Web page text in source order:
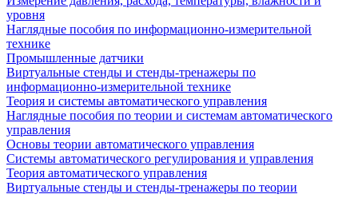
уровня
Наглядные пособия по информационно-измерительной
технике
Промышленные датчики
Виртуальные стенды и стенды-тренажеры по
информационно-измерительной технике
Теория и системы автоматического управления
Наглядные пособия по теории и системам автоматического
управления
Основы теории автоматического управления
Системы автоматического регулирования и управления
Теория автоматического управления
Виртуальные стенды и стенды-тренажеры по теории